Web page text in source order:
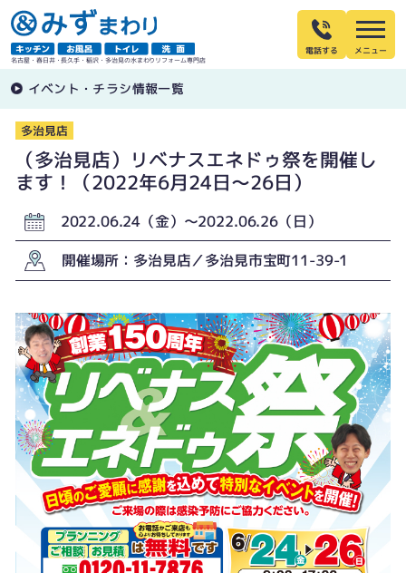
名古屋・春日井・長久手・稲沢・多治見の水まわりリフォーム専門店
電話する
イベント・チラシ情報一覧
多治見店
（多治見店）リベナスエネドゥ祭を開催し
ます！（2022年6月24日〜26日）
2022.06.24（金）〜2022.06.26（日）
開催場所：多治見店／多治見市宝町11-39-1